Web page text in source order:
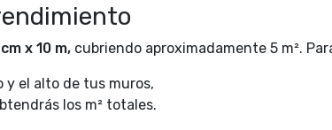
x 10 m, cubriendo aproximadamente 5 m².
y el alto de tus muros,
los m² totales.